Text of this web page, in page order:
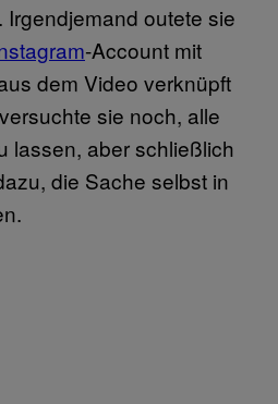
Irgendjemand outete sie
-Account mit
dem Video verknüpft
sie noch, alle
lassen, aber schließlich
die Sache selbst in